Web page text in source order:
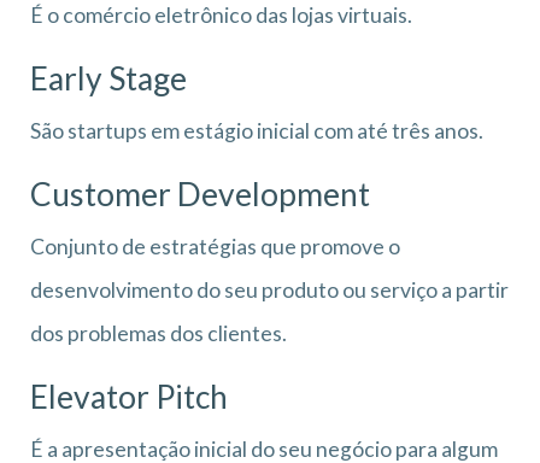
É o comércio eletrônico das lojas virtuais.
Early Stage
São startups em estágio inicial com até três anos.
Customer Development
Conjunto de estratégias que promove o
desenvolvimento do seu produto ou serviço a partir
dos problemas dos clientes.
Elevator Pitch
É a apresentação inicial do seu negócio para algum